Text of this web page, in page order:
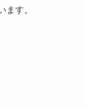
ます。